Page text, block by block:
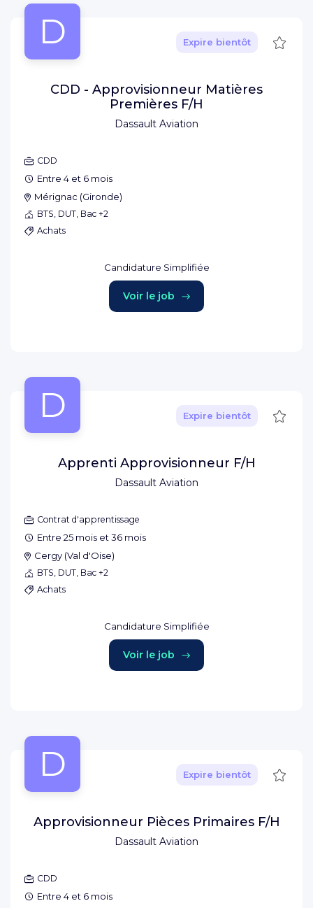
D
Dassault Aviation
Expire bientôt
CDD - Approvisionneur Matières
Premières F/H
CDD
Entre 4 et 6 mois
Mérignac (Gironde)
BTS, DUT, Bac +2
Achats
Candidature Simplifiée
Voir le job
D
Dassault Aviation
Expire bientôt
Apprenti Approvisionneur F/H
Contrat d'apprentissage
Entre 25 mois et 36 mois
Cergy (Val d'Oise)
BTS, DUT, Bac +2
Achats
Candidature Simplifiée
Voir le job
D
Dassault Aviation
Expire bientôt
Approvisionneur Pièces Primaires F/H
CDD
Entre 4 et 6 mois